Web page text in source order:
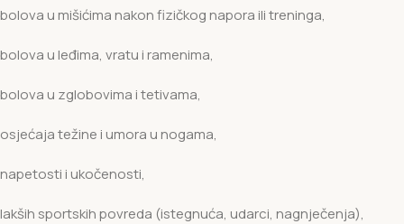
bolova u mišićima nakon fizičkog napora ili treninga,
bolova u leđima, vratu i ramenima,
bolova u zglobovima i tetivama,
osjećaja težine i umora u nogama,
napetosti i ukočenosti,
lakših sportskih povreda (istegnuća, udarci, nagnječenja),